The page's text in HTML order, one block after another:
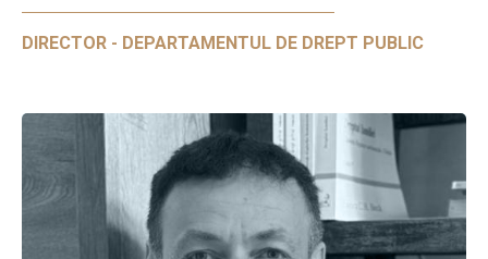
DIRECTOR - DEPARTAMENTUL DE DREPT PUBLIC